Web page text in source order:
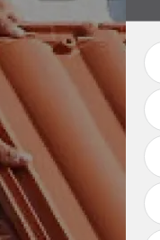
Réparation toiture
69